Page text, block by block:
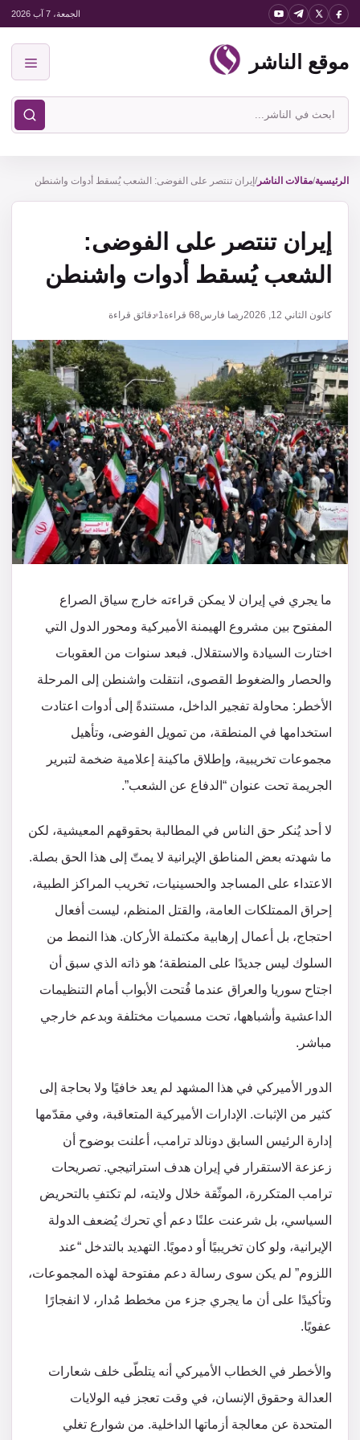
انتقل
المحتوى
الجمعة، 7 آب 2026
موقع الناشر
ابحث
في
الناشر
الرئيسية/مقالات الناشر/ إيران تنتصر على الفوضى: الشعب يُسقط أدوات واشنطن
إيران تنتصر على الفوضى:
الشعب يُسقط أدوات واشنطن
كانون الثاني 12, 2026 ريما فارس68 قراءة1 دقائق قراءة
ما يجري في إيران لا يمكن قراءته خارج سياق الصراع
المفتوح بين مشروع الهيمنة الأميركية ومحور الدول التي
اختارت السيادة والاستقلال. فبعد سنوات من العقوبات
والحصار والضغوط القصوى، انتقلت واشنطن إلى المرحلة
الأخطر: محاولة تفجير الداخل، مستندةً إلى أدوات اعتادت
استخدامها في المنطقة، من تمويل الفوضى، وتأهيل
مجموعات تخريبية، وإطلاق ماكينة إعلامية ضخمة لتبرير
الجريمة تحت عنوان “الدفاع عن الشعب”.
لا أحد يُنكر حق الناس في المطالبة بحقوقهم المعيشية، لكن
ما شهدته بعض المناطق الإيرانية لا يمتّ إلى هذا الحق بصلة.
الاعتداء على المساجد والحسينيات، تخريب المراكز الطبية،
إحراق الممتلكات العامة، والقتل المنظم، ليست أفعال
احتجاج، بل أعمال إرهابية مكتملة الأركان. هذا النمط من
السلوك ليس جديدًا على المنطقة؛ هو ذاته الذي سبق أن
اجتاح سوريا والعراق عندما فُتحت الأبواب أمام التنظيمات
الداعشية وأشباهها، تحت مسميات مختلفة وبدعم خارجي
مباشر.
الدور الأميركي في هذا المشهد لم يعد خافيًا ولا بحاجة إلى
كثير من الإثبات. الإدارات الأميركية المتعاقبة، وفي مقدّمها
إدارة الرئيس السابق دونالد ترامب، أعلنت بوضوح أن
زعزعة الاستقرار في إيران هدف استراتيجي. تصريحات
ترامب المتكررة، الموثّقة خلال ولايته، لم تكتفِ بالتحريض
السياسي، بل شرعنت علنًا دعم أي تحرك يُضعف الدولة
الإيرانية، ولو كان تخريبيًا أو دمويًا. التهديد بالتدخل “عند
اللزوم” لم يكن سوى رسالة دعم مفتوحة لهذه المجموعات،
وتأكيدًا على أن ما يجري جزء من مخطط مُدار، لا انفجارًا
عفويًا.
والأخطر في الخطاب الأميركي أنه يتلطّى خلف شعارات
العدالة وحقوق الإنسان، في وقت تعجز فيه الولايات
المتحدة عن معالجة أزماتها الداخلية. من شوارع تغلي